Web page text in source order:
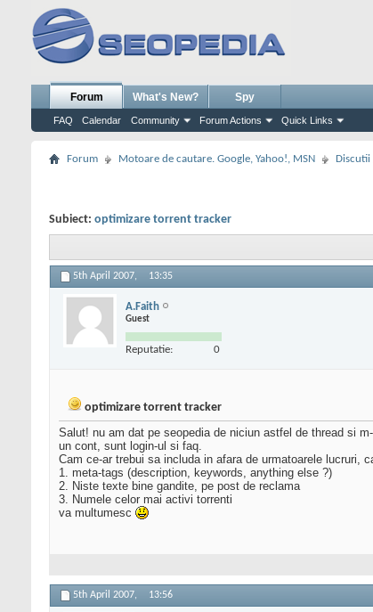
Forum
FAQ Calendar Community Forum Actions Quick Links
What's New? Spy
Forum Motoare de cautare. Google, Yahoo!, MSN Discutii
Subiect: optimizare torrent tracker
5th April 2007, 13:35
A.Faith
Guest
Reputatie: 0
optimizare torrent tracker
Salut! nu am dat pe seopedia de niciun astfel de thread si
un cont, sunt login-ul si faq.
Cam ce-ar trebui sa includa in afara de urmatoarele lucruri,
1. meta-tags (description, keywords, anything else ?)
2. Niste texte bine gandite, pe post de reclama
3. Numele celor mai activi torrenti
va multumesc
5th April 2007, 13:56